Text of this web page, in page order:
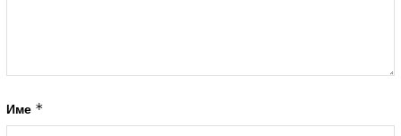
Име *